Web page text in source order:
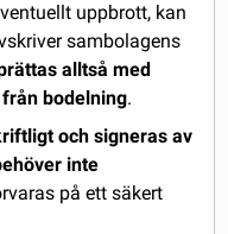
uppbrott, kan
sambolagens
alltså med
bodelning.
och signeras av
inte
på ett säkert